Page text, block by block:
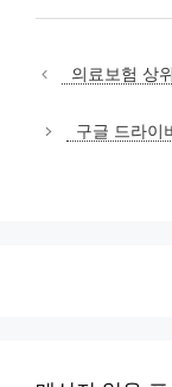
의료보험 상
구글 드라이